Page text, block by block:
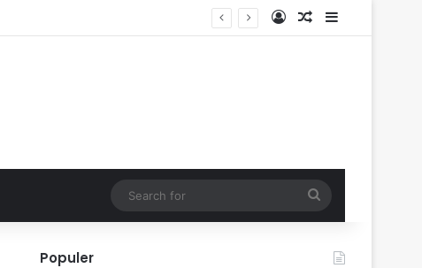
Log InRandom Article
Sidebar
for
Populer